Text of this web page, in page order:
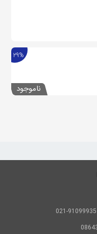
ناموجود
29%
91099935-021